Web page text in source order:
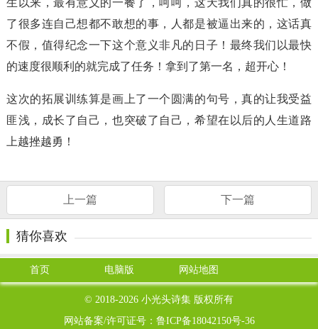
生以来，最有意义的一餐了，呵呵，这天我们真的很忙，做
了很多连自己想都不敢想的事，人都是被逼出来的，这话真
不假，值得纪念一下这个意义非凡的日子！最终我们以最快
的速度很顺利的就完成了任务！拿到了第一名，超开心！
这次的拓展训练算是画上了一个圆满的句号，真的让我受益
匪浅，成长了自己，也突破了自己，希望在以后的人生道路
上越挫越勇！
上一篇 下一篇
猜你喜欢
首页 电脑版 网站地图
© 2018-2026 小光头诗集 版权所有
网站备案/许可证号： 鲁ICP备18042150号-36